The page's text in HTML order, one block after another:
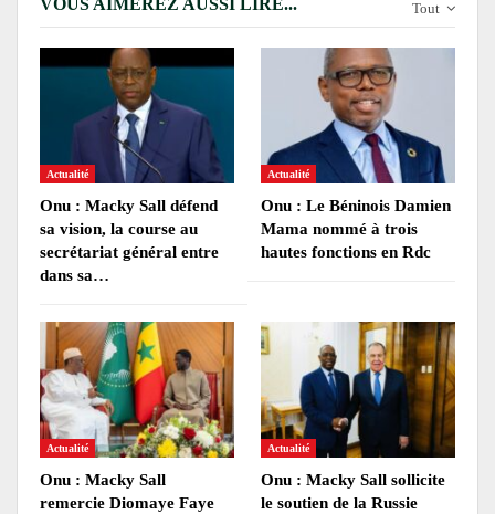
Tout
VOUS AIMEREZ AUSSI LIRE...
Actualité
Onu : Macky Sall défend
sa vision, la course au
secrétariat général entre
dans sa…
Actualité
Onu : Le Béninois Damien
Mama nommé à trois
hautes fonctions en Rdc
Actualité
Onu : Macky Sall
remercie Diomaye Faye
Actualité
Onu : Macky Sall sollicite
le soutien de la Russie